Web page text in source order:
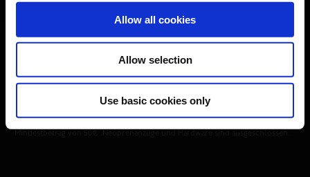
Allow all cookies
Allow selection
Use basic cookies only
Herren Damen Divers
ABONNIEREN
*Mit der Anmeldung erklärst du dich damit einverstanden, dass du Marketing
E-Mails erhältst, und akzeptierst unsereDatenschutzrichtliniesowie die
Allgemeinen Geschäftsbedingungen. Der Rabatt ist nur für neue Mitglieder
gültig. Der Rabatt kann nicht mit anderen Codes kombiniert werden.